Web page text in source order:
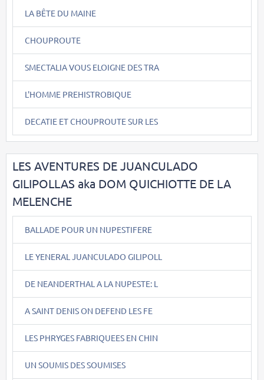
LA BÊTE DU MAINE
CHOUPROUTE
SMECTALIA VOUS ELOIGNE DES TRA
L'HOMME PREHISTROBIQUE
DECATIE ET CHOUPROUTE SUR LES
LES AVENTURES DE JUANCULADO
GILIPOLLAS aka DOM QUICHIOTTE DE LA
MELENCHE
BALLADE POUR UN NUPESTIFERE
LE YENERAL JUANCULADO GILIPOLL
DE NEANDERTHAL A LA NUPESTE: L
A SAINT DENIS ON DEFEND LES FE
LES PHRYGES FABRIQUEES EN CHIN
UN SOUMIS DES SOUMISES